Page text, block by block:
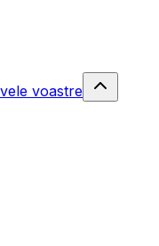
voastre